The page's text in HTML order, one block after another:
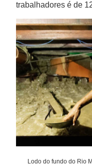
trabalhadores é de
Lodo do fundo do Rio